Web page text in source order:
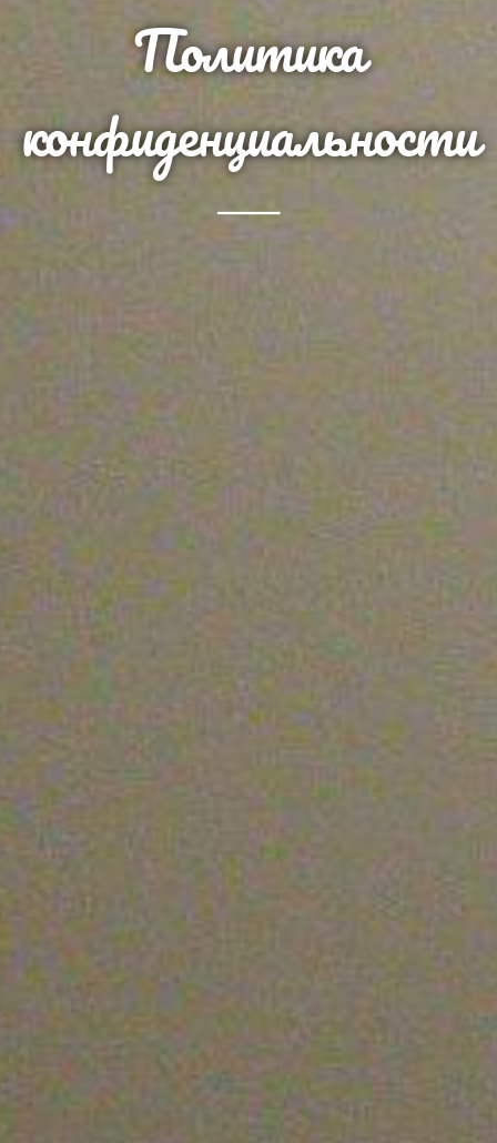
Политика
конфиденциальности